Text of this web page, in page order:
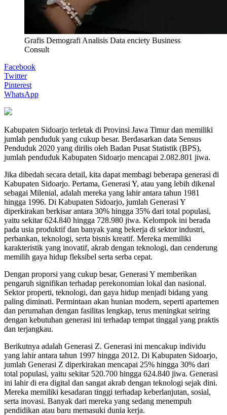
Grafis Demografi Analisis Data enciety Business
Consult
Facebook
Twitter
Pinterest
WhatsApp
Kabupaten Sidoarjo terletak di Provinsi Jawa Timur dan memiliki
jumlah penduduk yang cukup besar. Berdasarkan data Sensus
Penduduk 2020 yang dirilis oleh Badan Pusat Statistik (BPS),
jumlah penduduk Kabupaten Sidoarjo mencapai 2.082.801 jiwa.
Jika dibedah secara detail, kita dapat membagi beberapa generasi di
Kabupaten Sidoarjo. Pertama, Generasi Y, atau yang lebih dikenal
sebagai Milenial, adalah mereka yang lahir antara tahun 1981
hingga 1996. Di Kabupaten Sidoarjo, jumlah Generasi Y
diperkirakan berkisar antara 30% hingga 35% dari total populasi,
yaitu sekitar 624.840 hingga 728.980 jiwa. Kelompok ini berada
pada usia produktif dan banyak yang bekerja di sektor industri,
perbankan, teknologi, serta bisnis kreatif. Mereka memiliki
karakteristik yang inovatif, akrab dengan teknologi, dan cenderung
memilih gaya hidup fleksibel serta serba cepat.
Dengan proporsi yang cukup besar, Generasi Y memberikan
pengaruh signifikan terhadap perekonomian lokal dan nasional.
Sektor properti, teknologi, dan gaya hidup menjadi bidang yang
paling diminati. Permintaan akan hunian modern, seperti apartemen
dan perumahan dengan fasilitas lengkap, terus meningkat seiring
dengan kebutuhan generasi ini terhadap tempat tinggal yang praktis
dan terjangkau.
Berikutnya adalah Generasi Z. Generasi ini mencakup individu
yang lahir antara tahun 1997 hingga 2012. Di Kabupaten Sidoarjo,
jumlah Generasi Z diperkirakan mencapai 25% hingga 30% dari
total populasi, yaitu sekitar 520.700 hingga 624.840 jiwa. Generasi
ini lahir di era digital dan sangat akrab dengan teknologi sejak dini.
Mereka memiliki kesadaran tinggi terhadap keberlanjutan, sosial,
serta inovasi. Banyak dari mereka yang sedang menempuh
pendidikan atau baru memasuki dunia kerja.